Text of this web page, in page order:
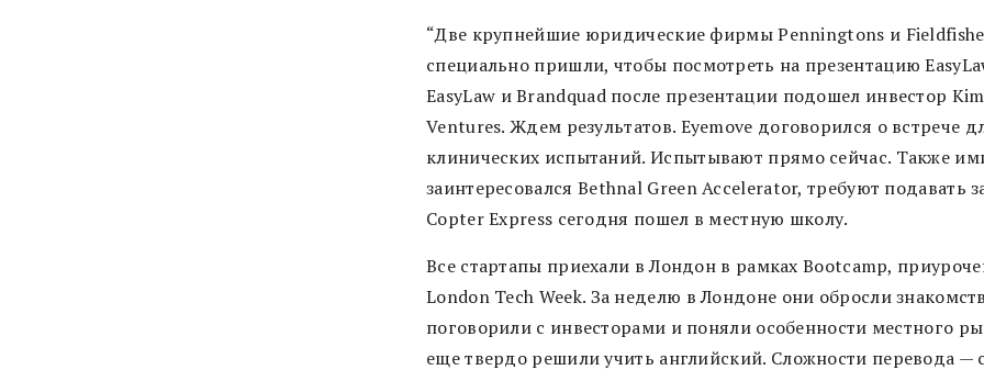
“Две крупнейшие юридические фирмыPenningtons и
специально пришли, чтобы посмотреть на презентацию
EasyLaw иBrandquad после презентации подошел инвестор
Ventures.Ждем результатов. Eyemove договорился о встрече
клинических испытаний.Испытывают прямо сейчас. Также
заинтересовался Bethnal Green Accelerator,требуют подавать
Copter Express сегодня пошел в местную школу.
Все стартапы приехали в Лондон в рамкахBootcamp,
London Tech Week. За неделю в Лондоне они обросли
поговорили с инвесторами и поняли особенности местного
еще твердо решили учить английский. Сложности перевода —